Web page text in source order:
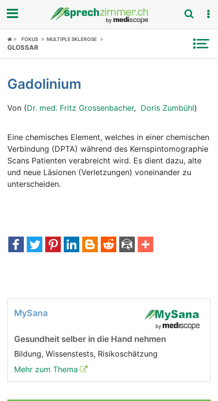
Fokus
Symptome
Untersuchungen
News
Ratgeber
Rubriken
FOKUS MULTIPLE SKLEROSE
GLOSSAR
Gadolinium
Von (Dr. med. Fritz Grossenbacher, Doris Zumbühl)
Eine chemisches Element, welches in einer chemischen
Verbindung (DPTA) während des Kernspintomographie
Scans Patienten verabreicht wird. Es dient dazu, alte
und neue Läsionen (Verletzungen) voneinander zu
unterscheiden.
MySana
Gesundheit selber in die Hand nehmen
Bildung, Wissenstests, Risikoschätzung
Mehr zum Thema